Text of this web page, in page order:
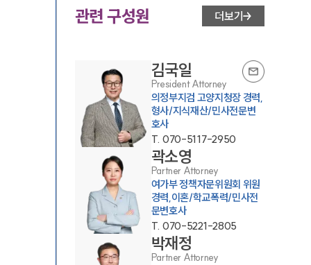
관련 구성원 더보기
김국일
President Attorney
의정부지검 고양지청장 경력,
형사/지식재산/민사전문변
호사
T. 070-5117-2950
곽소영
Partner Attorney
여가부 정책자문위원회 위원
경력,이혼/학교폭력/민사전
문변호사
T. 070-5221-2805
박재정
Partner Attorney